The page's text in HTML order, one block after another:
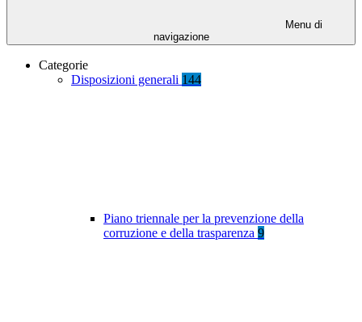
Menu di
navigazione
Categorie
Disposizioni generali 144
Piano triennale per la prevenzione della
corruzione e della trasparenza 9